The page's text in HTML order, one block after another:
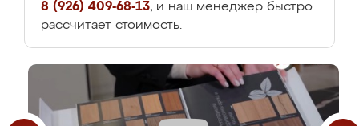
8 (926) 409-68-13, и наш менеджер быстро
рассчитает стоимость.